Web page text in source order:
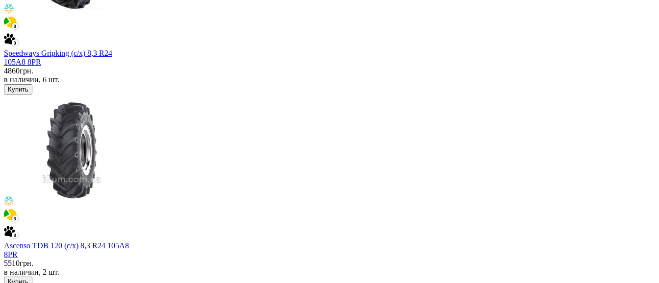
Speedways Gripking (с/х) 8,3 R24
105A8 8PR
4860грн.
в наличии, 6 шт.
Купить
Ascenso TDB 120 (с/х) 8,3 R24 105A8
8PR
5510грн.
в наличии, 2 шт.